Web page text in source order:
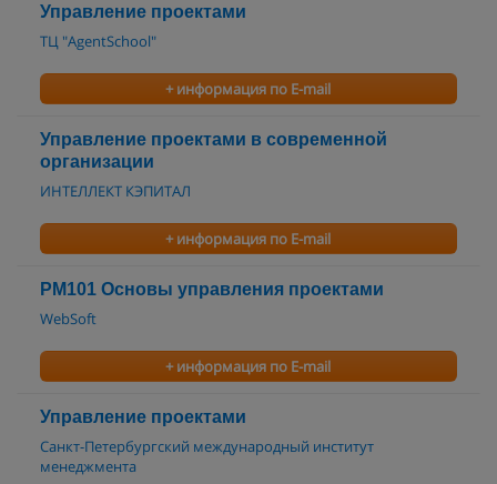
Управление проектами
ТЦ "AgentSchool"
+ информация по E-mail
Управление проектами в современной
организации
ИНТЕЛЛЕКТ КЭПИТАЛ
+ информация по E-mail
PM101 Основы управления проектами
WebSoft
+ информация по E-mail
Управление проектами
Санкт-Петербургский международный институт
менеджмента